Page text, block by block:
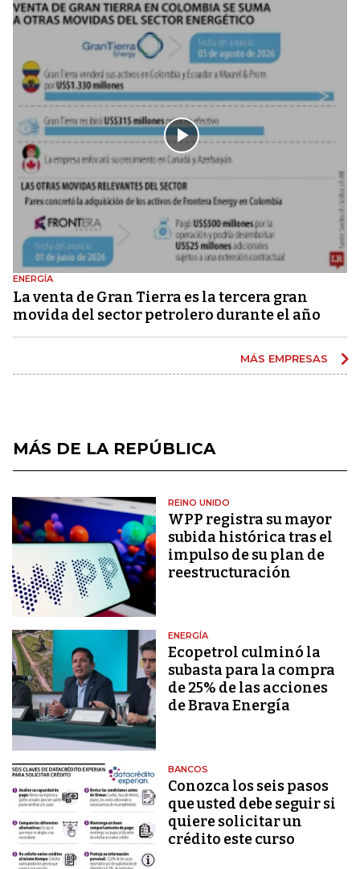
ENERGÍA
La venta de Gran Tierra es la tercera gran
movida del sector petrolero durante el año
MÁS EMPRESAS
MÁS DE LA REPÚBLICA
REINO UNIDO
WPP registra su mayor
subida histórica tras el
impulso de su plan de
reestructuración
ENERGÍA
Ecopetrol culminó la
subasta para la compra
de 25% de las acciones
de Brava Energía
BANCOS
Conozca los seis pasos
que usted debe seguir si
quiere solicitar un
crédito este curso